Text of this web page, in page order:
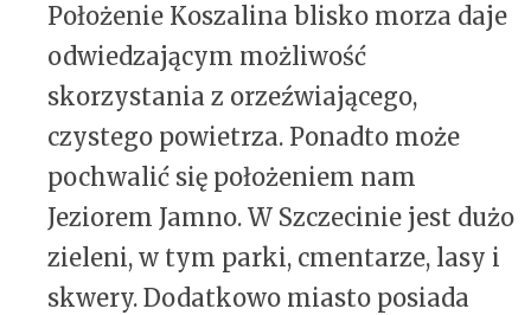
Położenie Koszalina blisko morza daje
odwiedzającym możliwość
skorzystania z orzeźwiającego,
czystego powietrza. Ponadto może
pochwalić się położeniem nam
Jeziorem Jamno. W Szczecinie jest dużo
zieleni, w tym parki, cmentarze, lasy i
skwery. Dodatkowo miasto posiada